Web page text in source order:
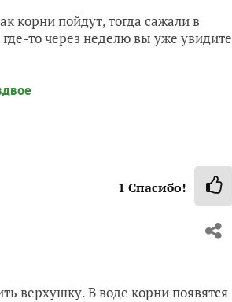
корни пойдут, тогда сажали в
то через неделю вы уже увидите
1 Спасибо!
верхушку. В воде корни появятся